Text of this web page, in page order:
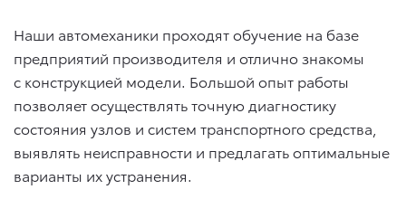
Наши автомеханики проходят обучение на базе
предприятий производителя и отлично знакомы
с конструкцией модели. Большой опыт работы
позволяет осуществлять точную диагностику
состояния узлов и систем транспортного средства,
выявлять неисправности и предлагать оптимальные
варианты их устранения.